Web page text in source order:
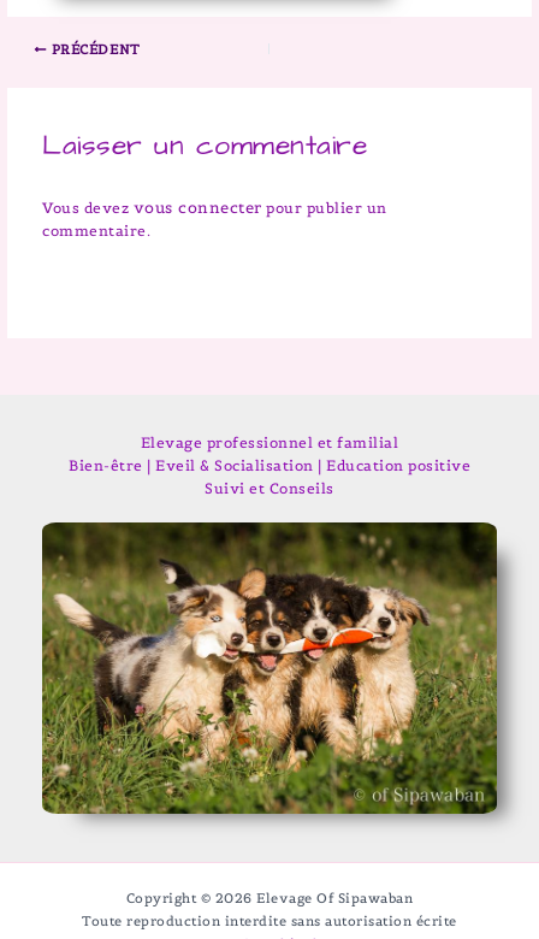
PRÉCÉDENT
Laisser un commentaire
Vous devez vous connecter pour publier un
commentaire.
Elevage professionnel et familial
Bien-être | Eveil & Socialisation | Education positive
Suivi et Conseils
Copyright © 2026 Elevage Of Sipawaban
Toute reproduction interdite sans autorisation écrite